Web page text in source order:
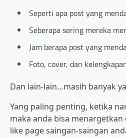
Seperti apa post yang
Seberapa sering mereka
Jam berapa post yang
Foto, cover, dan
Dan lain-lain…masih banyak
Yang paling penting, ketika
maka anda bisa
like page saingan-saingan